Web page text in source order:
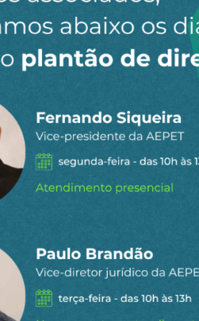
século
como anão geopolítico